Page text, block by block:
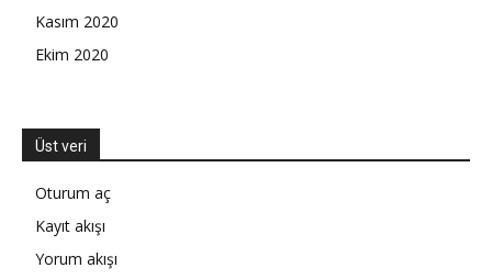
Kasım 2020
Ekim 2020
Üst veri
Oturum aç
Kayıt akışı
Yorum akışı